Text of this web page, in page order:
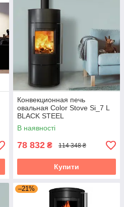
Конвекционная печь
овальная Color Stove Si_7 L
BLACK STEEL
В наявності
78 832 ₴ 114 348 ₴
Купити
–21%